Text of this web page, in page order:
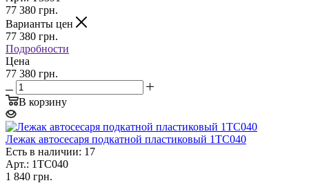
77 380 грн.
Варианты цен
77 380 грн.
Подробности
Цена
77 380 грн.
В корзину
Лежак автосесаря подкатной пластиковый 1TC040
Есть в наличии: 17
Арт.: 1TC040
1 840 грн.